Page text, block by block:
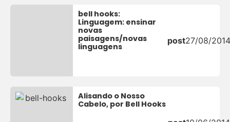
bell hooks:
Linguagem: ensinar
novas
paisagens/novas
linguagens
post27/08/2014
Alisando o Nosso
Cabelo, por Bell Hooks